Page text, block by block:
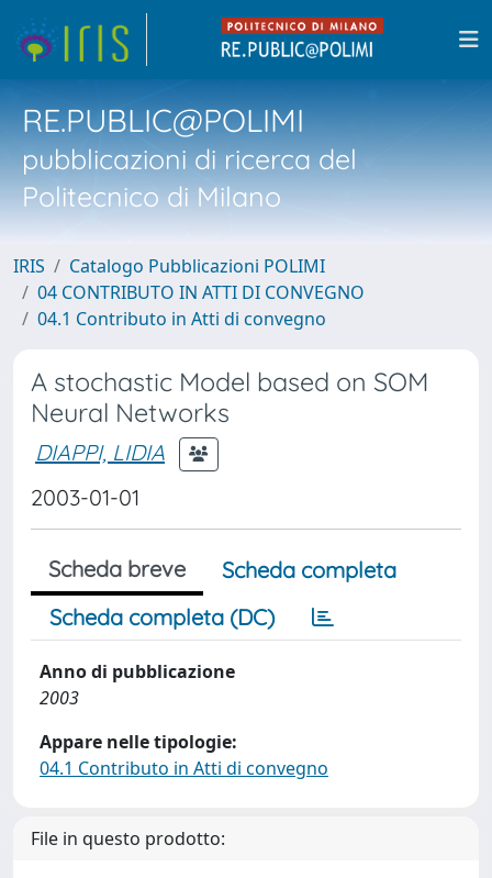
RE.PUBLIC@POLIMI
pubblicazioni di ricerca del
Politecnico di Milano
IRIS
Catalogo Pubblicazioni POLIMI
04 CONTRIBUTO IN ATTI DI CONVEGNO
04.1 Contributo in Atti di convegno
A stochastic Model based on SOM
Neural Networks
DIAPPI, LIDIA
2003-01-01
Scheda breve
Scheda completa
Scheda completa (DC)
Anno di pubblicazione
2003
Appare nelle tipologie:
04.1 Contributo in Atti di convegno
File in questo prodotto: